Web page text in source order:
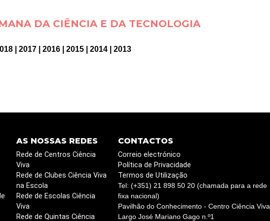
DA CIÊNCIA E DA TECNOLOGIA
2017 2016 2015 2014 2013
AS NOSSAS REDES
Rede de Centros Ciência
Viva
Rede de Clubes Ciência Viva
na Escola
Rede de Escolas Ciência
Viva
Rede de Quintas Ciência
CONTACTOS
Correio electrónico
Política de Privacidade
Termos de Utilização
Tel: (+351) 21 898 50 20 (chamada para a rede
fixa nacional)
Pavilhão do Conhecimento - Centro Ciência Viva
Largo José Mariano Gago n.º1